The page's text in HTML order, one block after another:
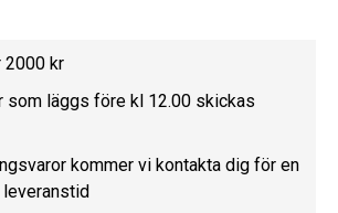
2000 kr
som läggs före kl 12.00 skickas
kommer vi kontakta dig för en